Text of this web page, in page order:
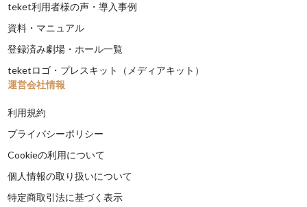
teket利用者様の声・導入事例
資料・マニュアル
登録済み劇場・ホール一覧
teketロゴ・プレスキット（メディアキット）
運営会社情報
利用規約
プライバシーポリシー
Cookieの利用について
個人情報の取り扱いについて
特定商取引法に基づく表示